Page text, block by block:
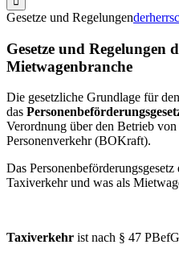
Gesetze und Regelungen
Gesetze und Regelungen
Mietwagenbranche
Die gesetzliche Grundlage für
das
Verordnung über den Betrieb
Personenverkehr (BOKraft).
Das
Taxiverkehr und was als
Taxiverkehr ist nach § 47